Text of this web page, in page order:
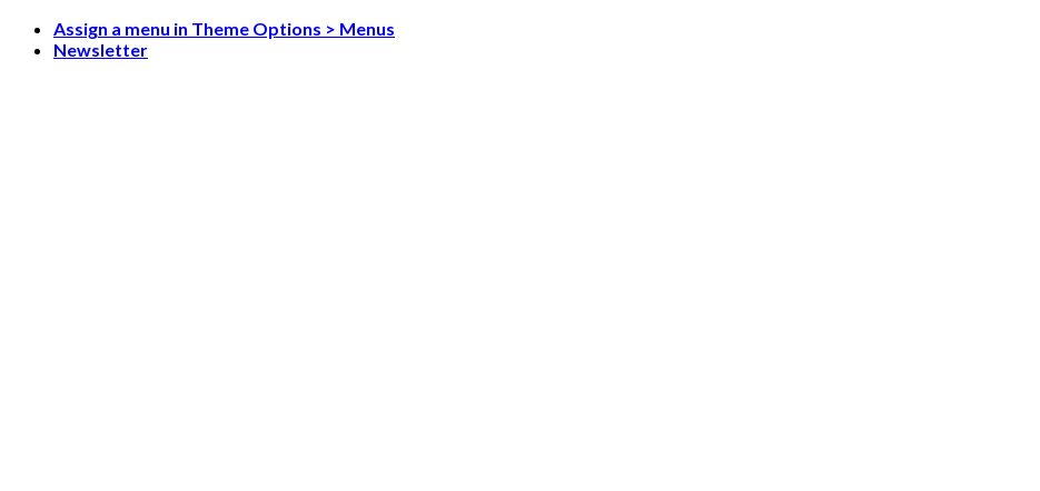
Skip
Assign a menu in Theme Options > Menus
Newsletter